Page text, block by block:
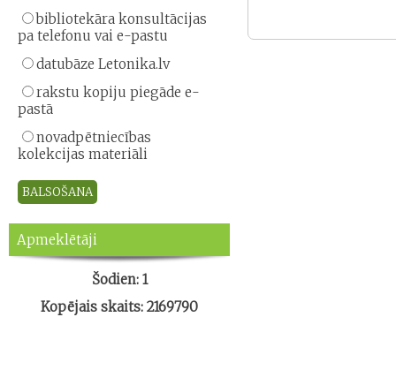
bibliotekāra konsultācijas
pa telefonu vai e-pastu
datubāze Letonika.lv
rakstu kopiju piegāde e-
pastā
novadpētniecības
kolekcijas materiāli
Apmeklētāji
Šodien: 1
Kopējais skaits: 2169790